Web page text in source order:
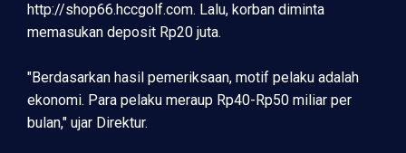
http://shop66.hccgolf.com. Lalu, korban diminta
memasukan deposit Rp20 juta.
"Berdasarkan hasil pemeriksaan, motif pelaku adalah
ekonomi. Para pelaku meraup Rp40-Rp50 miliar per
bulan," ujar Direktur.